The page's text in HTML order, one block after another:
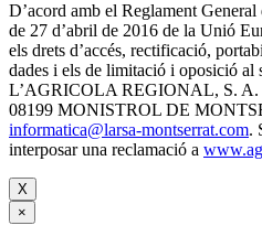
D’acord amb el Reglament
de 27 d’abril de 2016 de la Unió
els drets d’accés, rectificació,
dades i els de limitació i oposició al
L’AGRICOLA REGIONAL, S.
08199 MONISTROL DE
informatica@larsa-montserrat.com.
interposar una reclamació a
X
×